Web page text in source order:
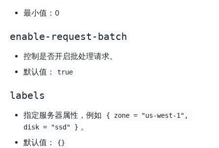
最小值：0
enable-request-batch
控制是否开启批处理请求。
默认值：
true
labels
指定服务器属性，例如
{ zone = "us-west-1",
disk = "ssd" } 。
默认值：
{}